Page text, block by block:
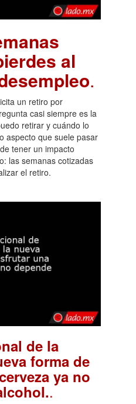
al
.
un retiro por
casi siempre es la
retirar y cuándo lo
aspecto que suele pasar
tener un impacto
las semanas cotizadas
el retiro.
de la
forma de
ya no
.